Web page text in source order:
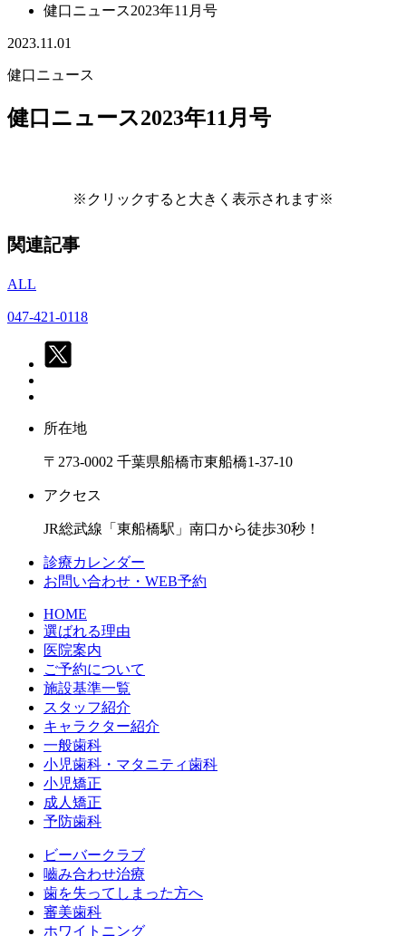
健口ニュース2023年11月号
2023.11.01
健口ニュース
健口ニュース2023年11月号
※クリックすると大きく表示されます※
関連記事
ALL
047-421-0118
所在地
〒273-0002 千葉県船橋市東船橋1-37-10
アクセス
JR総武線「東船橋駅」南口から徒歩30秒！
診療カレンダー
お問い合わせ・WEB予約
HOME
選ばれる理由
医院案内
ご予約について
施設基準一覧
スタッフ紹介
キャラクター紹介
一般歯科
小児歯科・マタニティ歯科
小児矯正
成人矯正
予防歯科
ビーバークラブ
嚙み合わせ治療
歯を失ってしまった方へ
審美歯科
ホワイトニング